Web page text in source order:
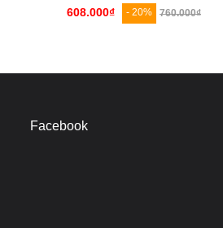
608.000₫ - 20% 760.000₫
Facebook